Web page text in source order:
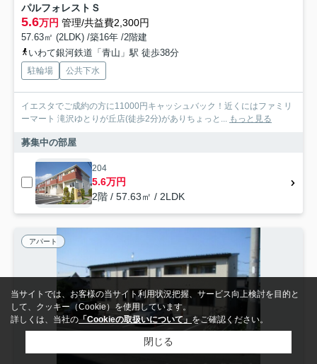
パルフォレストＳ
5.6万円 管理/共益費2,300円
57.63㎡ (2LDK) /築16年 /2階建
いわて銀河鉄道「青山」駅 徒歩38分
駐輪場 公共下水
イエスタでご成約の方に11000円キャッシュバック！近くにはファミリ
ーマート 滝沢ゆとりが丘店(徒歩2分)がありちょっと...
もっと見る
募集中の部屋
204
5.6万円
2階 / 57.63㎡ / 2LDK
アパート
当サイトでは、お客様の当サイト利用状況把握、サービス向上検討を目的と
して、クッキー（Cookie）を使用しています。
詳しくは、当社の 「Cookieの取扱いについて」 をご確認ください。
閉じる